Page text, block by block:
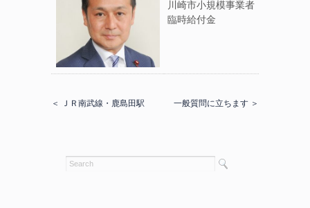
川崎市小規模事業者
臨時給付金
＜ ＪＲ南武線・鹿島田駅 一般質問に立ちます ＞